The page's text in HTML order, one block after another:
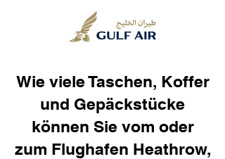
Wie viele Taschen, Koffer
und Gepäckstücke
können Sie vom oder
zum Flughafen Heathrow,